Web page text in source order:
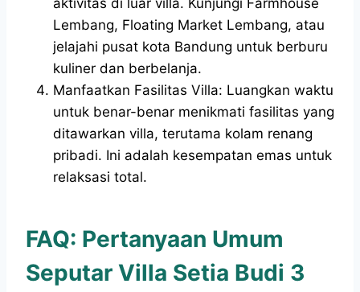
aktivitas di luar villa. Kunjungi Farmhouse
Lembang, Floating Market Lembang, atau
jelajahi pusat kota Bandung untuk berburu
kuliner dan berbelanja.
Manfaatkan Fasilitas Villa: Luangkan waktu
untuk benar-benar menikmati fasilitas yang
ditawarkan villa, terutama kolam renang
pribadi. Ini adalah kesempatan emas untuk
relaksasi total.
FAQ: Pertanyaan Umum
Seputar Villa Setia Budi 3